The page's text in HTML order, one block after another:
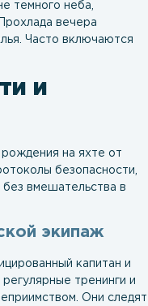
темного неба,
вечера
Часто включаются
и
на яхте от
безопасности,
вмешательства в
экипаж
капитан и
тренинги и
Они следят